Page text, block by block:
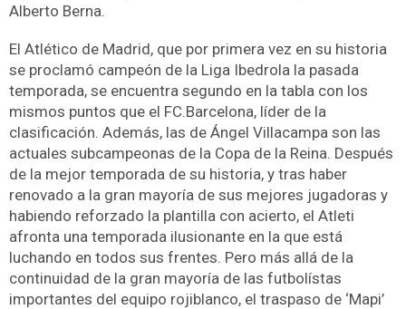
Alberto Berna.
El Atlético de Madrid, que por primera vez en su historia
se proclamó campeón de la Liga Ibedrola la pasada
temporada, se encuentra segundo en la tabla con los
mismos puntos que el FC.Barcelona, líder de la
clasificación. Además, las de Ángel Villacampa son las
actuales subcampeonas de la Copa de la Reina. Después
de la mejor temporada de su historia, y tras haber
renovado a la gran mayoría de sus mejores jugadoras y
habiendo reforzado la plantilla con acierto, el Atleti
afronta una temporada ilusionante en la que está
luchando en todos sus frentes. Pero más allá de la
continuidad de la gran mayoría de las futbolístas
importantes del equipo rojiblanco, el traspaso de ‘Mapi’